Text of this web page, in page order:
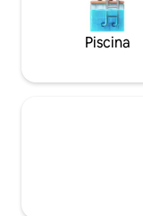
Piscina